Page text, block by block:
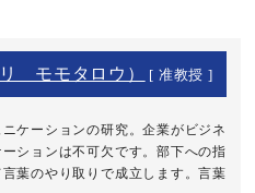
モモタロウ） [ 准教授 ]
ケーションの研究。企業がビジネ
ションは不可欠です。部下への指
葉のやり取りで成立します。言葉